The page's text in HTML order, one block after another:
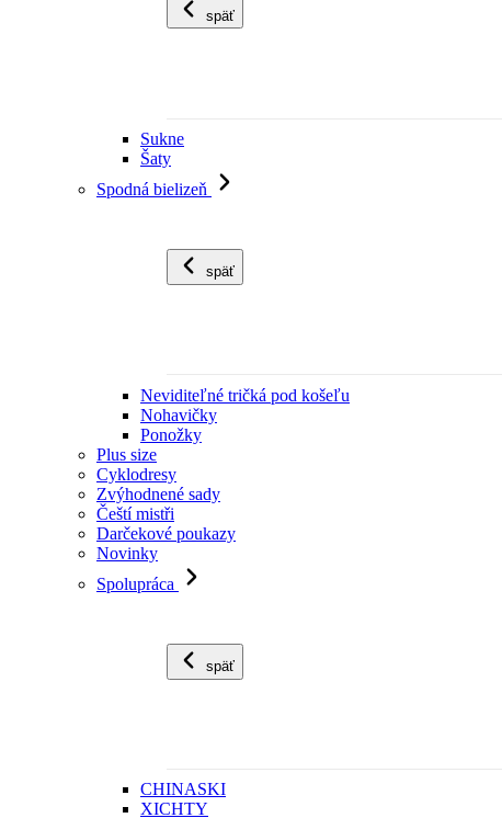
späť
Sukne
Šaty
Spodná bielizeň
späť
Neviditeľné tričká pod košeľu
Nohavičky
Ponožky
Plus size
Cyklodresy
Zvýhodnené sady
Čeští mistři
Darčekové poukazy
Novinky
Spolupráca
späť
CHINASKI
XICHTY